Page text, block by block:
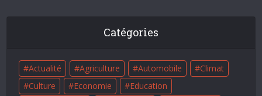
Catégories
Actualité Agriculture Automobile
Climat
Culture
Economie
Education